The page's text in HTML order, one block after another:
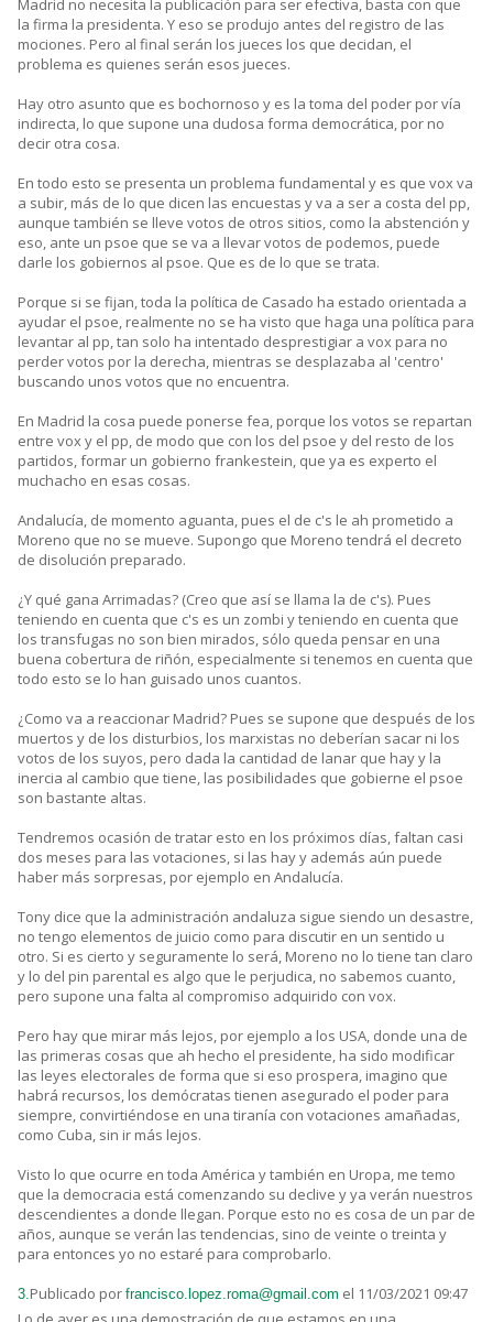
Madrid no necesita la publicación para ser efectiva, basta con que
la firma la presidenta. Y eso se produjo antes del registro de las
mociones. Pero al final serán los jueces los que decidan, el
problema es quienes serán esos jueces.
Hay otro asunto que es bochornoso y es la toma del poder por vía
indirecta, lo que supone una dudosa forma democrática, por no
decir otra cosa.
En todo esto se presenta un problema fundamental y es que vox va
a subir, más de lo que dicen las encuestas y va a ser a costa del pp,
aunque también se lleve votos de otros sitios, como la abstención y
eso, ante un psoe que se va a llevar votos de podemos, puede
darle los gobiernos al psoe. Que es de lo que se trata.
Porque si se fijan, toda la política de Casado ha estado orientada a
ayudar el psoe, realmente no se ha visto que haga una política para
levantar al pp, tan solo ha intentado desprestigiar a vox para no
perder votos por la derecha, mientras se desplazaba al 'centro'
buscando unos votos que no encuentra.
En Madrid la cosa puede ponerse fea, porque los votos se repartan
entre vox y el pp, de modo que con los del psoe y del resto de los
partidos, formar un gobierno frankestein, que ya es experto el
muchacho en esas cosas.
Andalucía, de momento aguanta, pues el de c's le ah prometido a
Moreno que no se mueve. Supongo que Moreno tendrá el decreto
de disolución preparado.
¿Y qué gana Arrimadas? (Creo que así se llama la de c's). Pues
teniendo en cuenta que c's es un zombi y teniendo en cuenta que
los transfugas no son bien mirados, sólo queda pensar en una
buena cobertura de riñón, especialmente si tenemos en cuenta que
todo esto se lo han guisado unos cuantos.
¿Como va a reaccionar Madrid? Pues se supone que después de los
muertos y de los disturbios, los marxistas no deberían sacar ni los
votos de los suyos, pero dada la cantidad de lanar que hay y la
inercia al cambio que tiene, las posibilidades que gobierne el psoe
son bastante altas.
Tendremos ocasión de tratar esto en los próximos días, faltan casi
dos meses para las votaciones, si las hay y además aún puede
haber más sorpresas, por ejemplo en Andalucía.
Tony dice que la administración andaluza sigue siendo un desastre,
no tengo elementos de juicio como para discutir en un sentido u
otro. Si es cierto y seguramente lo será, Moreno no lo tiene tan claro
y lo del pin parental es algo que le perjudica, no sabemos cuanto,
pero supone una falta al compromiso adquirido con vox.
Pero hay que mirar más lejos, por ejemplo a los USA, donde una de
las primeras cosas que ah hecho el presidente, ha sido modificar
las leyes electorales de forma que si eso prospera, imagino que
habrá recursos, los demócratas tienen asegurado el poder para
siempre, convirtiéndose en una tiranía con votaciones amañadas,
como Cuba, sin ir más lejos.
Visto lo que ocurre en toda América y también en Uropa, me temo
que la democracia está comenzando su declive y ya verán nuestros
descendientes a donde llegan. Porque esto no es cosa de un par de
años, aunque se verán las tendencias, sino de veinte o treinta y
para entonces yo no estaré para comprobarlo.
3.Publicado por francisco.lopez.roma@gmail.com el 11/03/2021 09:47